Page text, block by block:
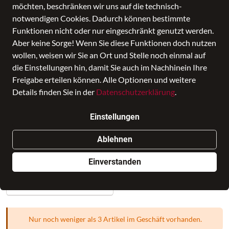
möchten, beschränken wir uns auf die technisch-
notwendigen Cookies. Dadurch können bestimmte
Funktionen nicht oder nur eingeschränkt genutzt werden.
Aber keine Sorge! Wenn Sie diese Funktionen doch nutzen
wollen, weisen wir Sie an Ort und Stelle noch einmal auf
die Einstellungen hin, damit Sie auch im Nachhinein Ihre
Freigabe erteilen können. Alle Optionen und weitere
Details finden Sie in der Datenschutzerklärung.
Einstellungen
Ablehnen
Einverstanden
Preis inkl. MwSt., VersandGRATIS
Verkauf durchFEDELER Reisegepäck - Taschen -
Accessoires
in BAGMONDO
Nur noch weniger als 3 Artikel im Geschäft vorhanden.